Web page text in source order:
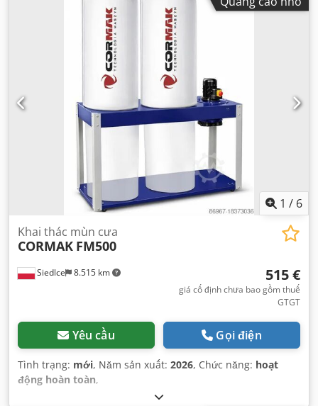
1 / 6
Siedlce 8.515 km
Khai thác mùn cưa
CORMAK FM500
515 €
giá cố định chưa bao gồm thuế
GTGT
Yêu cầu Gọi điện
Tình trạng: mới, Năm sản xuất: 2026, Chức năng: hoạt
động hoàn toàn,